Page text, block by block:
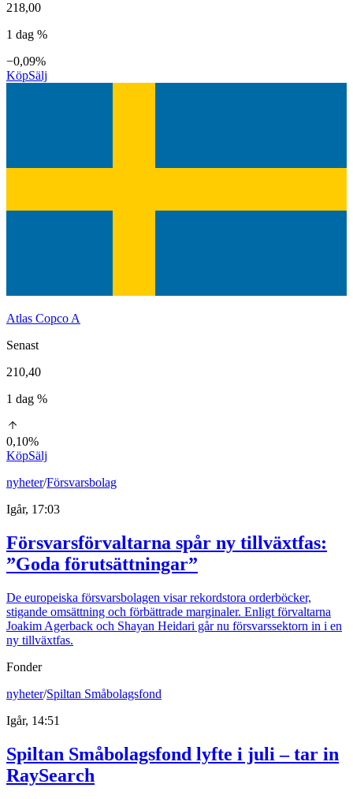
218,00
1 dag %
−0,09%
KöpSälj
Atlas Copco A
Senast
210,40
1 dag %
0,10%
KöpSälj
nyheter/Försvarsbolag
Igår, 17:03
Försvarsförvaltarna spår ny tillväxtfas:
”Goda förutsättningar”
De europeiska försvarsbolagen visar rekordstora orderböcker,
stigande omsättning och förbättrade marginaler. Enligt förvaltarna
Joakim Agerback och Shayan Heidari går nu försvarssektorn in i en
ny tillväxtfas.
Fonder
nyheter/Spiltan Småbolagsfond
Igår, 14:51
Spiltan Småbolagsfond lyfte i juli – tar in
RaySearch